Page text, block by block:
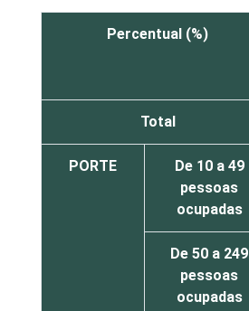
Percentual (%)
Total
PORTE
De 10 a 49
pessoas
ocupadas
De 50 a 249
pessoas
ocupadas